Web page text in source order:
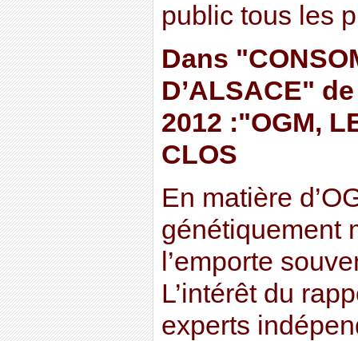
public tous les
Dans
D’ALSACE"
2012 :"OGM,
CLOS
En matière
génétiquement
l’emporte
L’intérêt du
experts